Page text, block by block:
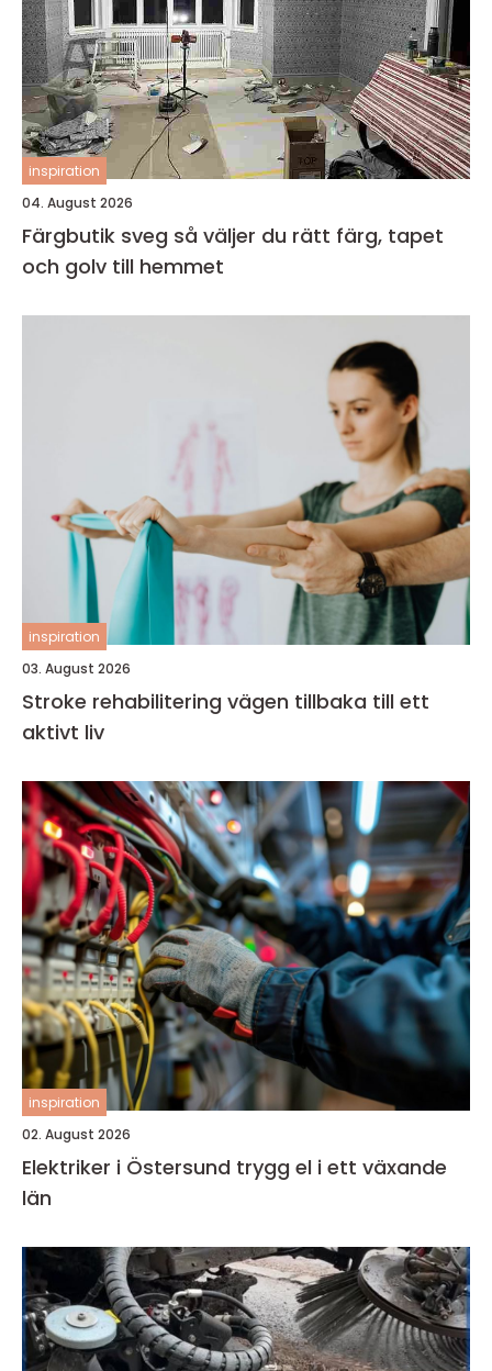
inspiration
04. August 2026
Färgbutik sveg så väljer du rätt färg, tapet
och golv till hemmet
inspiration
03. August 2026
Stroke rehabilitering vägen tillbaka till ett
aktivt liv
inspiration
02. August 2026
Elektriker i Östersund trygg el i ett växande
län